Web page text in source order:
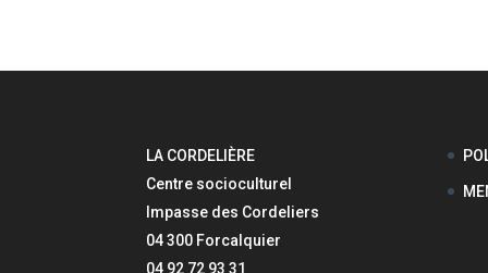
LA CORDELIÈRE
Centre socioculturel
Impasse des Cordeliers
04 300 Forcalquier
04 92 72 93 31